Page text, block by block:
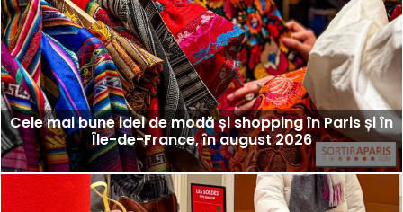
Cele mai bune idei de modă și shopping în Paris și în
Île-de-France, în august 2026